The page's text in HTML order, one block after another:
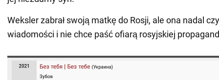
Weksler zabrał swoją matkę do Rosji, ale ona nadal
wiadomości i nie chce paść ofiarą rosyjskiej